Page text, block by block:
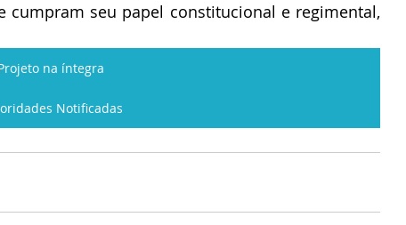
cumpram seu papel constitucional e regimental,
na íntegra
Notificadas